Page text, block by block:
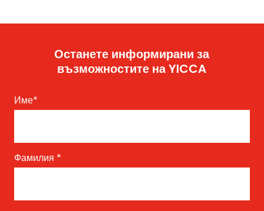
Останете информирани за
възможностите на YICCA
Име*
Фамилия *